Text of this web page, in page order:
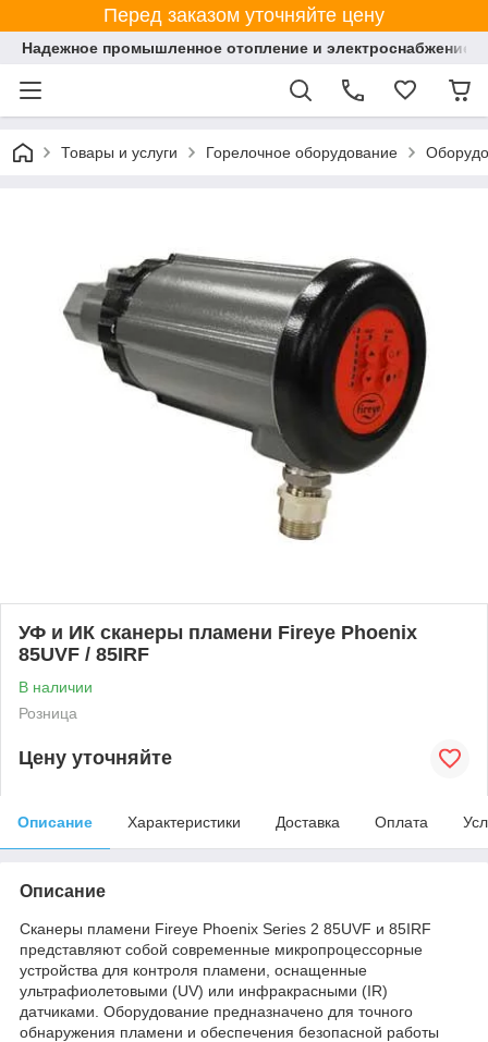
Перед заказом уточняйте цену
Надежное промышленное отопление и электроснабжение
Товары и услуги Горелочное оборудование
УФ и ИК сканеры пламени Fireye Phoenix
85UVF / 85IRF
В наличии
Розница
Цену уточняйте
Описание Характеристики Доставка Оплата
Описание
Сканеры пламени Fireye Phoenix Series 2 85UVF и 85IRF
представляют собой современные микропроцессорные
устройства для контроля пламени, оснащенные
ультрафиолетовыми (UV) или инфракрасными (IR)
датчиками. Оборудование предназначено для точного
обнаружения пламени и обеспечения безопасной работы